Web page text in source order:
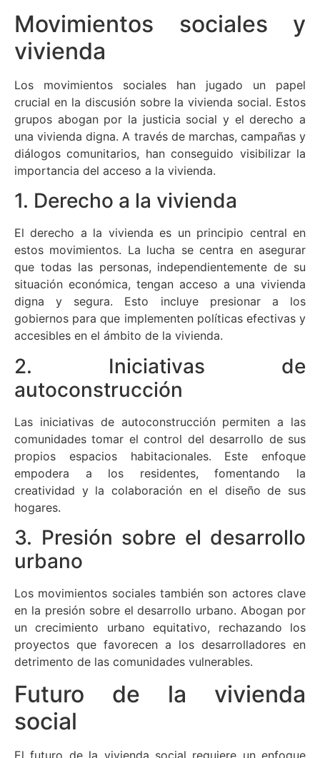
Movimientos sociales y
vivienda
Los movimientos sociales han jugado un papel
crucial en la discusión sobre la vivienda social. Estos
grupos abogan por la justicia social y el derecho a
una vivienda digna. A través de marchas, campañas y
diálogos comunitarios, han conseguido visibilizar la
importancia del acceso a la vivienda.
1. Derecho a la vivienda
El derecho a la vivienda es un principio central en
estos movimientos. La lucha se centra en asegurar
que todas las personas, independientemente de su
situación económica, tengan acceso a una vivienda
digna y segura. Esto incluye presionar a los
gobiernos para que implementen políticas efectivas y
accesibles en el ámbito de la vivienda.
2. Iniciativas de
autoconstrucción
Las iniciativas de autoconstrucción permiten a las
comunidades tomar el control del desarrollo de sus
propios espacios habitacionales. Este enfoque
empodera a los residentes, fomentando la
creatividad y la colaboración en el diseño de sus
hogares.
3. Presión sobre el desarrollo
urbano
Los movimientos sociales también son actores clave
en la presión sobre el desarrollo urbano. Abogan por
un crecimiento urbano equitativo, rechazando los
proyectos que favorecen a los desarrolladores en
detrimento de las comunidades vulnerables.
Futuro de la vivienda
social
El futuro de la vivienda social requiere un enfoque